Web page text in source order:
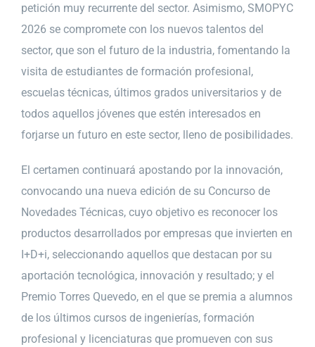
petición muy recurrente del sector. Asimismo, SMOPYC
2026 se compromete con los nuevos talentos del
sector, que son el futuro de la industria, fomentando la
visita de estudiantes de formación profesional,
escuelas técnicas, últimos grados universitarios y de
todos aquellos jóvenes que estén interesados en
forjarse un futuro en este sector, lleno de posibilidades.
El certamen continuará apostando por la innovación,
convocando una nueva edición de su Concurso de
Novedades Técnicas, cuyo objetivo es reconocer los
productos desarrollados por empresas que invierten en
I+D+i, seleccionando aquellos que destacan por su
aportación tecnológica, innovación y resultado; y el
Premio Torres Quevedo, en el que se premia a alumnos
de los últimos cursos de ingenierías, formación
profesional y licenciaturas que promueven con sus